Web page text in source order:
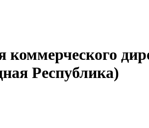
коммерческого
Республика)